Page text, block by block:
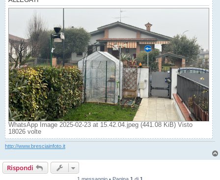
WhatsApp Image 2025-02-23 at 15.42.04.jpeg (441.08 KiB) Visto
18026 volte
http://www.bresciainfoto.it
Rispondi